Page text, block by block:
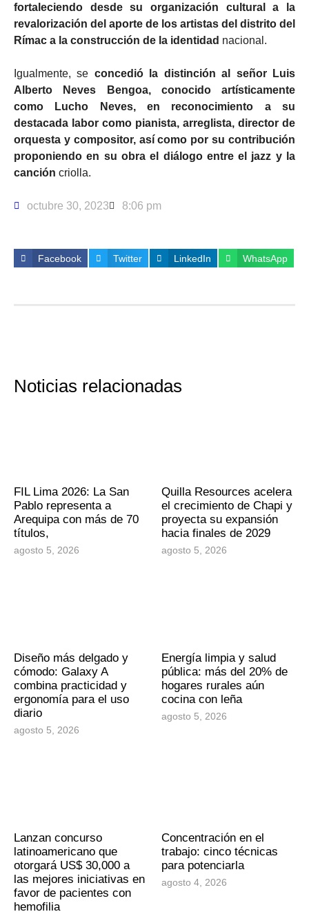
fortaleciendo desde su organización cultural a la
revalorización del aporte de los artistas del distrito del
Rímac a la construcción de la identidad nacional.
Igualmente, se concedió la distinción al señor Luis
Alberto Neves Bengoa, conocido artísticamente
como Lucho Neves, en reconocimiento a su
destacada labor como pianista, arreglista, director de
orquesta y compositor, así como por su contribución
proponiendo en su obra el diálogo entre el jazz y la
canción criolla.
octubre 30, 2023 8:06 pm
Facebook Twitter LinkedIn WhatsApp
Noticias relacionadas
FIL Lima 2026: La San
Pablo representa a
Arequipa con más de 70
títulos,
agosto 5, 2026
Quilla Resources acelera
el crecimiento de Chapi y
proyecta su expansión
hacia finales de 2029
agosto 5, 2026
Diseño más delgado y
cómodo: Galaxy A
combina practicidad y
ergonomía para el uso
diario
agosto 5, 2026
Energía limpia y salud
pública: más del 20% de
hogares rurales aún
cocina con leña
agosto 5, 2026
Lanzan concurso
latinoamericano que
otorgará US$ 30,000 a
las mejores iniciativas en
favor de pacientes con
hemofilia
Concentración en el
trabajo: cinco técnicas
para potenciarla
agosto 4, 2026